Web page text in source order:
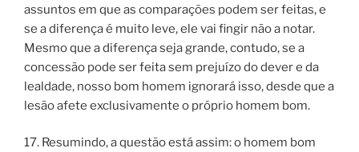
assuntos em que as comparações podem ser feitas, e
se a diferença é muito leve, ele vai fingir não a notar.
Mesmo que a diferença seja grande, contudo, se a
concessão pode ser feita sem prejuízo do dever e da
lealdade, nosso bom homem ignorará isso, desde que a
lesão afete exclusivamente o próprio homem bom.
17. Resumindo, a questão está assim: o homem bom